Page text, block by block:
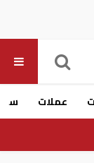
عملات